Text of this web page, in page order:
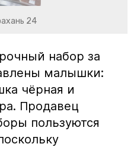
24
набор за
малышки:
чёрная и
Продавец
пользуются